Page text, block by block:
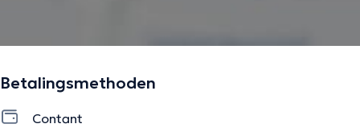
Betalingsmethoden
Contant